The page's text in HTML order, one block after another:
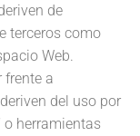
de
terceros como
Web.
frente a
del uso por
o herramientas